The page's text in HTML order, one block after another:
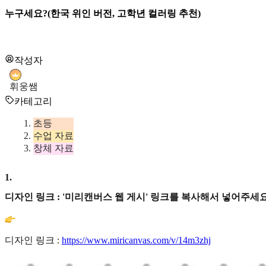
누구세요?(한국 위인 버전, 고학년 컬러링 추천)
작성자
휘웅쌤
카테고리
초등
수업 자료
창체 자료
1.
디자인 링크 : '미리캔버스 웹 게시' 링크를 복사해서 넣어주세
디자인 링크 : https://www.miricanvas.com/v/14m3zhj